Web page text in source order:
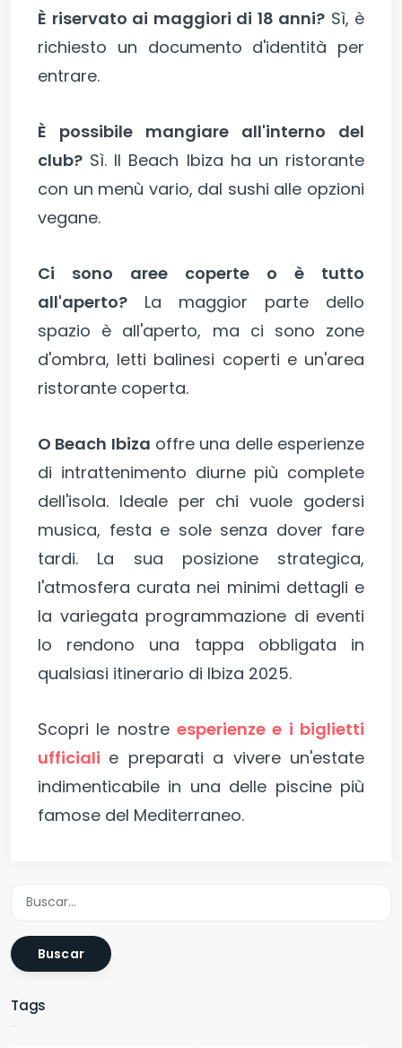
È riservato ai maggiori di 18 anni? Sì, è
richiesto un documento d'identità per
entrare.
È possibile mangiare all'interno del
club? Sì. Il Beach Ibiza ha un ristorante
con un menù vario, dal sushi alle opzioni
vegane.
Ci sono aree coperte o è tutto
all'aperto? La maggior parte dello
spazio è all'aperto, ma ci sono zone
d'ombra, letti balinesi coperti e un'area
ristorante coperta.
O Beach Ibiza offre una delle esperienze
di intrattenimento diurne più complete
dell'isola. Ideale per chi vuole godersi
musica, festa e sole senza dover fare
tardi. La sua posizione strategica,
l'atmosfera curata nei minimi dettagli e
la variegata programmazione di eventi
lo rendono una tappa obbligata in
qualsiasi itinerario di Ibiza 2025.
Scopri le nostre esperienze e i biglietti
ufficiali e preparati a vivere un'estate
indimenticabile in una delle piscine più
famose del Mediterraneo.
Buscar
Tags